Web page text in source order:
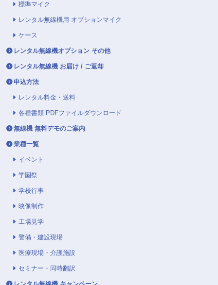
標準マイク
レンタル無線機用 オプションマイク
ケース
レンタル無線機オプション その他
レンタル無線機 お届け / ご返却
申込方法
レンタル料金・送料
各種書類 PDFファイルダウンロード
無線機 無料デモのご案内
業種一覧
イベント
学園祭
学校行事
映像制作
工場見学
警備・建設現場
医療現場・介護施設
セミナー・同時翻訳